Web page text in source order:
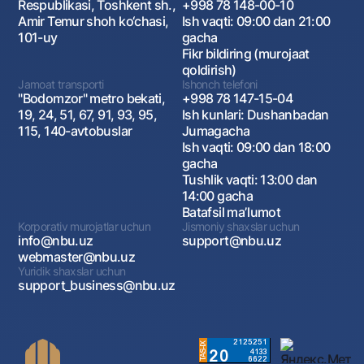
Respublikasi, Toshkent sh.,
Amir Temur shoh ko‘chasi,
101-uy
+998 78 148-00-10
Ish vaqti: 09:00 dan 21:00
gacha
Fikr bildiring (murojaat
qoldirish)
Jamoat transporti
"Bodomzor" metro bekati,
19, 24, 51, 67, 91, 93, 95,
115, 140-avtobuslar
Ishonch telefoni
+998 78 147-15-04
Ish kunlari: Dushanbadan
Jumagacha
Ish vaqti: 09:00 dan 18:00
gacha
Tushlik vaqti: 13:00 dan
14:00 gacha
Batafsil maʼlumot
Korporativ murojatlar uchun
info@nbu.uz
webmaster@nbu.uz
Jismoniy shaxslar uchun
support@nbu.uz
Yuridik shaxslar uchun
support_business@nbu.uz